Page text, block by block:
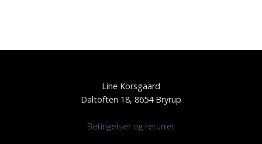
Line Korsgaard
Daltoften 18, 8654 Bryrup
Betingelser og returret